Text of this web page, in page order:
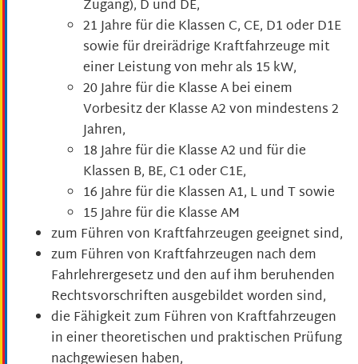
Zugang), D und DE,
21 Jahre für die Klassen C, CE, D1 oder D1E
sowie für dreirädrige Kraftfahrzeuge mit
einer Leistung von mehr als 15 kW,
20 Jahre für die Klasse A bei einem
Vorbesitz der Klasse A2 von mindestens 2
Jahren,
18 Jahre für die Klasse A2 und für die
Klassen B, BE, C1 oder C1E,
16 Jahre für die Klassen A1, L und T sowie
15 Jahre für die Klasse AM
zum Führen von Kraftfahrzeugen geeignet sind,
zum Führen von Kraftfahrzeugen nach dem
Fahrlehrergesetz und den auf ihm beruhenden
Rechtsvorschriften ausgebildet worden sind,
die Fähigkeit zum Führen von Kraftfahrzeugen
in einer theoretischen und praktischen Prüfung